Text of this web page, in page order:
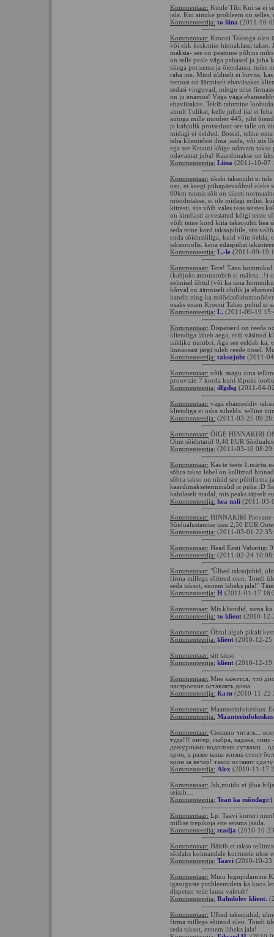
Kommentaar: Kuule Tibi Kui sa ei
jala. Kui ainuke probleem on selles,
Kommenteerija: to liina (2011-10-
Kommentaar: Krooni Taksoga olen
või ehk keskmise hinnaklassi takso.
maksta- see on peamine põhjus
on selle peale väga pahased ja
täiega porisema ja õiendama, miks
raha jne. Mind üldiselt ei huvita,
teenust on äärmiselt ebaviisakas
sedasi vinguvad, mingu teise
on ju enamus! Väga väga
ebaviisakus. Tekib tahtmine
ainult Tulikat, kelle juhid iial ei luba
autoga mille number 445, juht
ja kahjulik protseduur see talle on
midagi ei öeldud. Bossid, tehke
taha klientidest ilma jääda, või siis
ega see Krooni kõige odavam
odavamat juba! Kaardimakse on
Kommenteerija: Liina (2011-10-07
Kommentaar: ükski taksojuht ei
usu, et keegi pühapäevaõhtul oleks
60km tunnis sõit on täiesti
möödutakse, ei ole midagi erilist.
kiiresti, siis võib vales reas seistes
on kindlasti arvestatud kõigi teiste
võib teine kord kiita taksojuhti hea
seda teine kord taksojuhile, siis
enda sõidustiiliga, kuid võin öelda,
taksoroolis. kena edaspidist
Kommenteerija: L.-le (2011-09-19
Kommentaar: Tere! Täna hommikul
(kahjuks autonumbrit ei mäleta...!)
eelmisel õhtul (või ka täna
kõrval on äärmiselt ohtlik ja
kandis ning ka
osaks enam Krooni Takso puhul ei
Kommenteerija: L. (2011-09-19
Kommentaar: Dispetseril on reede
kliendiga läheb aega, eriti väsinud
isikliku numbri. Aga see eeldab ka,
linnaosast järgi tuleb reede öösel.
Kommenteerija: taksojuht (2011-
Kommentaar: võik snagu oma
proovisin 7 korda kuni lõpuks
Kommenteerija: dfgdsg (2011-04-
Kommentaar: väga ebameeldiv
kliendiga ei oska suhelda. selline
Kommenteerija: (2011-03-25
Kommentaar: ÕIGE HINNAKIRI
Öine sõidutariif 0,48 EUR
Kommenteerija: (2011-03-10
Kommentaar: Kas te teete 1.märtsi
sõbra takso lehel on kallimad
sõbra takso on nüüd see põhifirma
kaardimakseterminalid ja puha :D
kahtlaselt madal, mis peaks täpselt
Kommenteerija: hea nali (2011-03-
Kommentaar: HINNAKIRI Päevane
Sõidualustamise tasu 2,50 EUR
Kommenteerija: (2011-03-01
Kommentaar: Head Eesti Vabariigi
Kommenteerija: (2011-02-24
Kommentaar: "Ülbed taksojuhid,
firma millega sõitnud olen. Tondi
seda taksot, ennem läheks jala!"
Kommenteerija: H (2011-01-17
Kommentaar: Mis kliendid, sama
Kommenteerija: to klient (2010-
Kommentaar: Õhtul algab pikalt
Kommenteerija: klient (2010-12-
Kommentaar: sitt takso
Kommenteerija: klient (2010-12-
Kommentaar: Мне кажется, что
настроение оставлять дома
Kommenteerija: Катя (2010-11-22
Kommentaar: Maanteeinfokeskus:
Kommenteerija: Maanteeinfokeskus
Kommentaar: Смешно читать...
туда!!! интер, сыбра, кадака,
дежурными водилами сутками...
крон, а разве ваша жизнь стоит
крон за вечер! такси оставит
Kommenteerija: Alex (2010-11-17
Kommentaar: Jah,muidu ei jõua
seisab....
Kommenteerija: Tean ka mõndagi:)
Kommentaar: Lp. Taavi korteri
millise trepikoja ette seisma jääda.
Kommenteerija: teadja (2010-10-
Kommentaar: Häirib,et takso
sõidaks kolmandale korrusele ukse
Kommenteerija: Taavi (2010-10-
Kommentaar: Minu lugupidamine
igasuguste probleemideta ka koos
dispetser teile lausa valetab!
Kommenteerija: Rahulolev klient.
Kommentaar: Ülbed taksojuhid,
firma millega sõitnud olen. Tondi
seda taksot, ennem läheks jala!